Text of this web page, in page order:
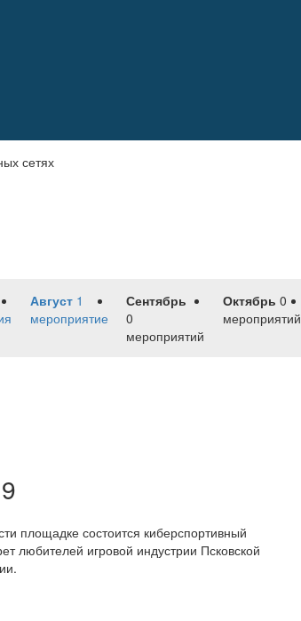
сетях
Август 1
мероприятие
Сентябрь
0
мероприятий
Октябрь 0
мероприятий
площадке состоится киберспортивный
любителей игровой индустрии Псковской